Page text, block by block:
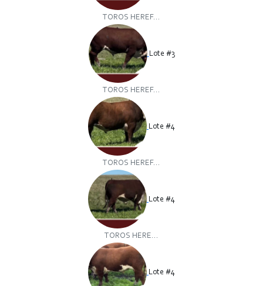
TOROS HEREF...
Lote #3
TOROS HEREF...
Lote #4
TOROS HEREF...
Lote #4
TOROS HERE...
Lote #4